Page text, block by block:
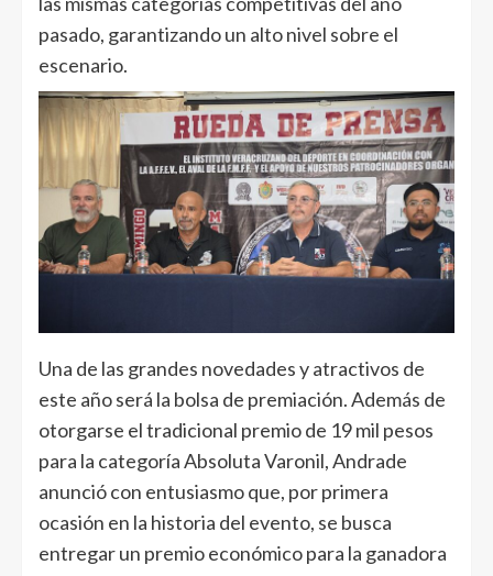
pasado, garantizando un alto nivel sobre el
escenario.
Una de las grandes novedades y atractivos de
este año será la bolsa de premiación. Además de
otorgarse el tradicional premio de 19 mil pesos
para la categoría Absoluta Varonil, Andrade
anunció con entusiasmo que, por primera
ocasión en la historia del evento, se busca
entregar un premio económico para la ganadora